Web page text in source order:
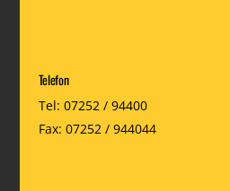
Telefon
Tel: 07252 / 94400
Fax: 07252 / 944044